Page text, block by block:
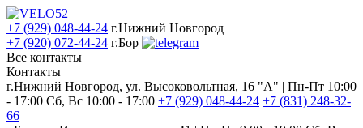
+7 (929) 048-44-24 г.Нижний Новгород
+7 (920) 072-44-24 г.Бор
Все контакты
Контакты
г.Нижний Новгород, ул. Высоковольтная, 16 "А" | Пн-Пт 10:00
- 17:00 Сб, Вс 10:00 - 17:00 +7 (929) 048-44-24 +7 (831) 248-32-
66